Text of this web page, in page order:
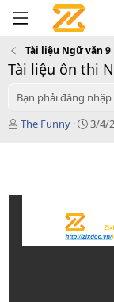
Tài liệu Ngữ văn 9
Tài liệu ôn thi
Bạn phải đăng
T
ả
The Funny
C
d
3/4/